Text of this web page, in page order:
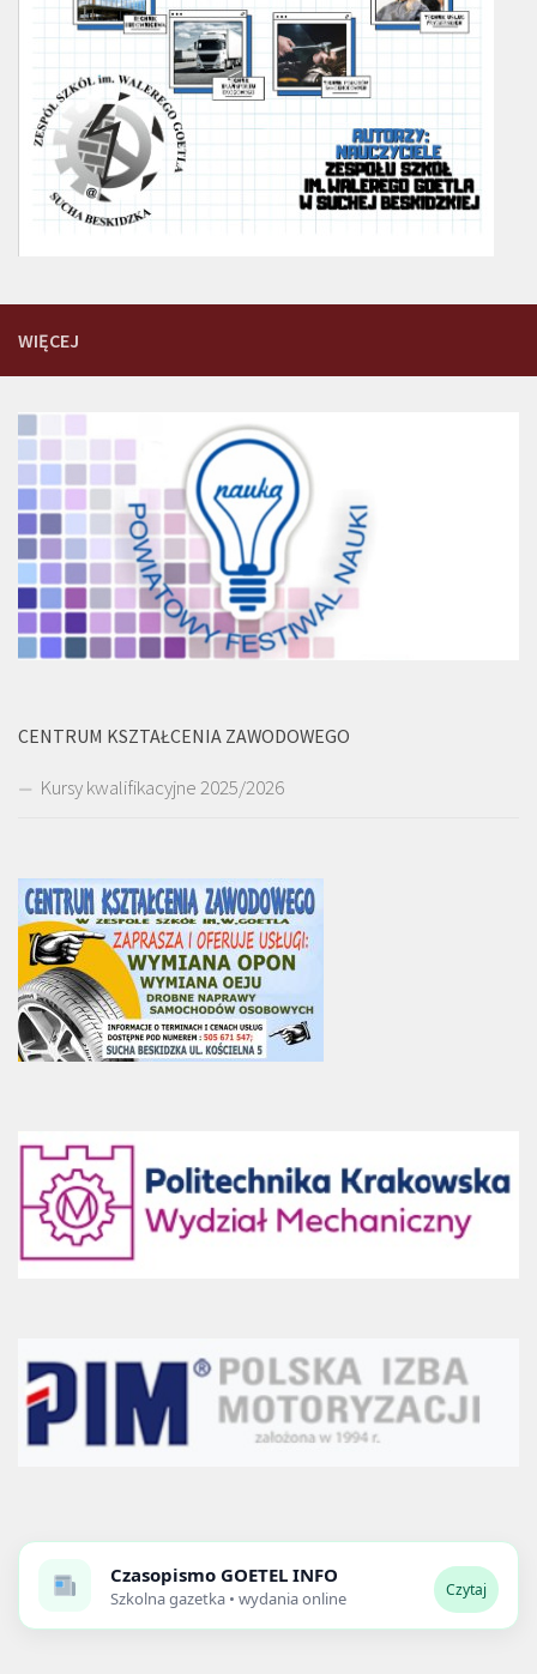
WIĘCEJ
CENTRUM KSZTAŁCENIA ZAWODOWEGO
Kursy kwalifikacyjne 2025/2026
Czasopismo GOETEL INFO
Szkolna gazetka • wydania online Czytaj